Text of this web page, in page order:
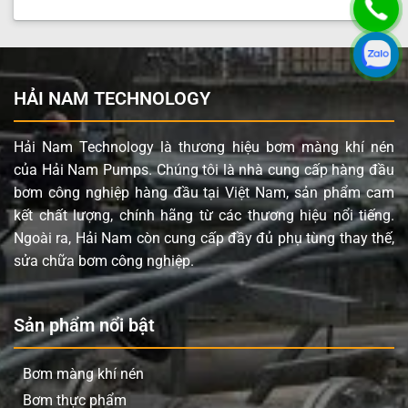
Vật liệu màng backup
Cao su Neoprene
Vật liệu bi
PTFE (Teflon)
Vật liệu đế bi
Nhựa Polypropylene
Chất rắn qua bơm tối đa
0.4 mm
Ứng dụng sản phẩm Wilden
P.025/PZPPP/TNL/TF/PTV
Wilden P.025/PZPPP/TNL/TF/PTV là dòng bơm màng
linh hoạt, được ứng dụng rộng rãi trong nhiều lĩnh vực
công nghiệp, bao gồm:
Hóa chất: Bơm axit, bazơ, dung môi, chất tẩy rửa.
Sơn và mực in: Chuyển mực in, sơn, chất phủ trong
sản xuất và phân phối.
HẢI NAM TECHNOLOGY
Hải Nam Technology là thương hiệu bơm màng khí nén
của Hải Nam Pumps. Chúng tôi là nhà cung cấp hàng đầu
bơm công nghiệp hàng đầu tại Việt Nam, sản phẩm cam
kết chất lượng, chính hãng từ các thương hiệu nổi tiếng.
Ngoài ra, Hải Nam còn cung cấp đầy đủ phụ tùng thay thế,
sửa chữa bơm công nghiệp.
Sản phẩm nổi bật
Bơm màng khí nén
Bơm thực phẩm